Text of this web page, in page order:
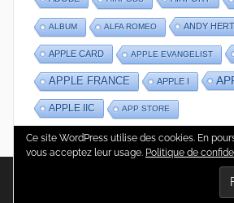
ALBUM ALFA ROMEO ANDY
APPLE CARD APPLE EVANGELIST
APPLE FRANCE APPLE I
APPLE IIC APP STORE
WordPress Theme: Donovan
Ce site WordPress utilise des cookies. En
vous acceptez leur usage. Politique de